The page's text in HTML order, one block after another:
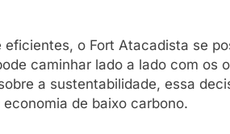
o Fort Atacadista se
caminhar lado a lado com os
a sustentabilidade, essa
de baixo carbono.